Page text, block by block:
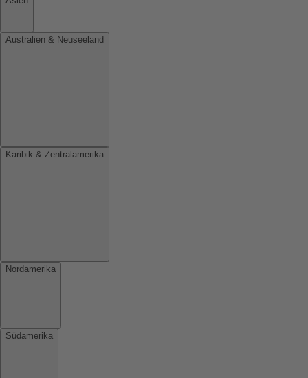
Australien & Neuseeland
Karibik & Zentralamerika
Nordamerika
Südamerika